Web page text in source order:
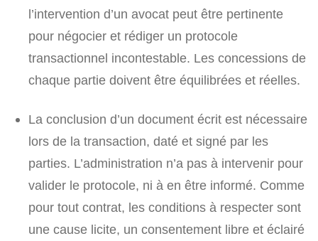
l’intervention d’un avocat peut être pertinente
pour négocier et rédiger un protocole
transactionnel incontestable. Les concessions de
chaque partie doivent être équilibrées et réelles.
La conclusion d’un document écrit est nécessaire
lors de la transaction, daté et signé par les
parties. L’administration n’a pas à intervenir pour
valider le protocole, ni à en être informé. Comme
pour tout contrat, les conditions à respecter sont
une cause licite, un consentement libre et éclairé